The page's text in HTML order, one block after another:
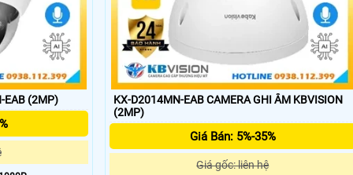
EAB (2MP)
KX-D2014MN-EAB CAMERA GHI ÂM KBVISION
(2MP)
Giá Bán: 5%-35%
Giá gốc: liên hệ